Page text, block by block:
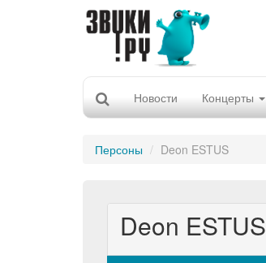
Новости Концерты
Персоны Deon ESTUS
Deon ESTUS